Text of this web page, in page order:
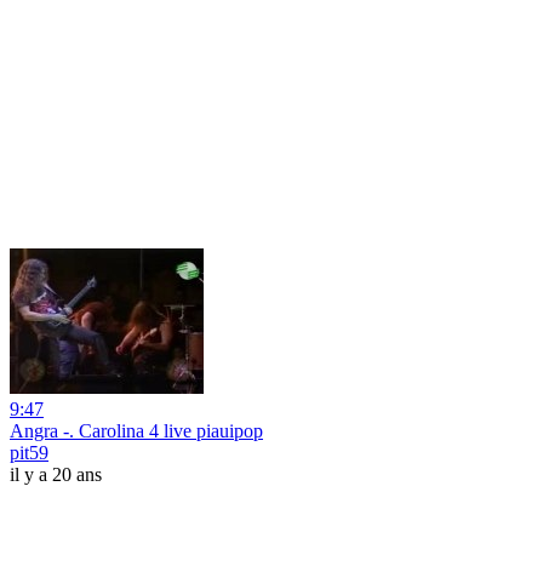
9:47
Angra -. Carolina 4 live piauipop
pit59
il y a 20 ans